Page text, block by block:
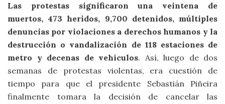
Las protestas significaron una veintena de
muertos, 473 heridos, 9,700 detenidos, múltiples
denuncias por violaciones a derechos humanos y la
destrucción o vandalización de 118 estaciones de
metro y decenas de vehículos. Así, luego de dos
semanas de protestas violentas, era cuestión de
tiempo para que el presidente Sebastián Piñeira
finalmente tomara la decisión de cancelar las